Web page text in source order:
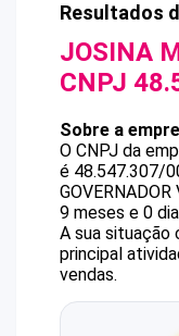
Resultados
JOSINA
CNPJ
Sobre a
O CNPJ da
é 48.547.307/
9 meses e 0
A sua situação
principal
vendas.